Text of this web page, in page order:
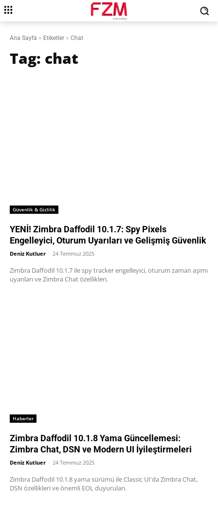
Ana Sayfa Etiketler Chat
Tag: chat
Güvenlik & Gizlilik
YENİ! Zimbra Daffodil 10.1.7: Spy Pixels
Engelleyici, Oturum Uyarıları ve Gelişmiş Güvenlik
Deniz Kutluer - 24 Temmuz 2025
Zimbra Daffodil 10.1.7 ile spy tracker engelleyici, oturum zaman aşımı
uyarıları ve Zimbra Chat özellikleri.
Haberler
Zimbra Daffodil 10.1.8 Yama Güncellemesi:
Zimbra Chat, DSN ve Modern UI İyileştirmeleri
Deniz Kutluer - 24 Temmuz 2025
Zimbra Daffodil 10.1.8 yama sürümü ile Classic UI'da Zimbra Chat,
DSN özellikleri ve önemli EOL duyuruları.